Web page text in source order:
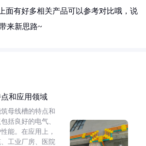
面有好多相关产品可以参考对比哦，说
来新思路~
和应用领域
母线槽的特点和
括良好的电气、
能。在应用上，
工业厂房、医院